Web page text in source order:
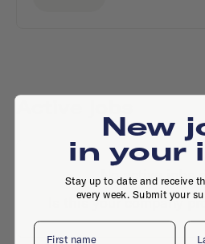
No active jobs
Is this your company
New
in your
Stay up to date and receive
every week. Submit your
First name